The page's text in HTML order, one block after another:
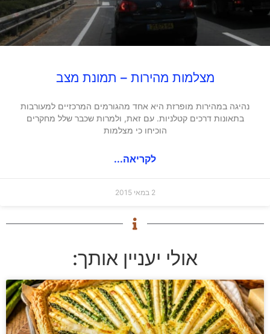
מצלמות מהירות – תמונת מצב
נהיגה במהירות מופרזת היא אחד מהגורמים המרכזיים למעורבות
בתאונות דרכים קטלניות. עם זאת, ולמרות שכבר שלל מחקרים
הוכיחו כי מצלמות
לקריאה...
2 במאי 2015
אולי יעניין אותך: